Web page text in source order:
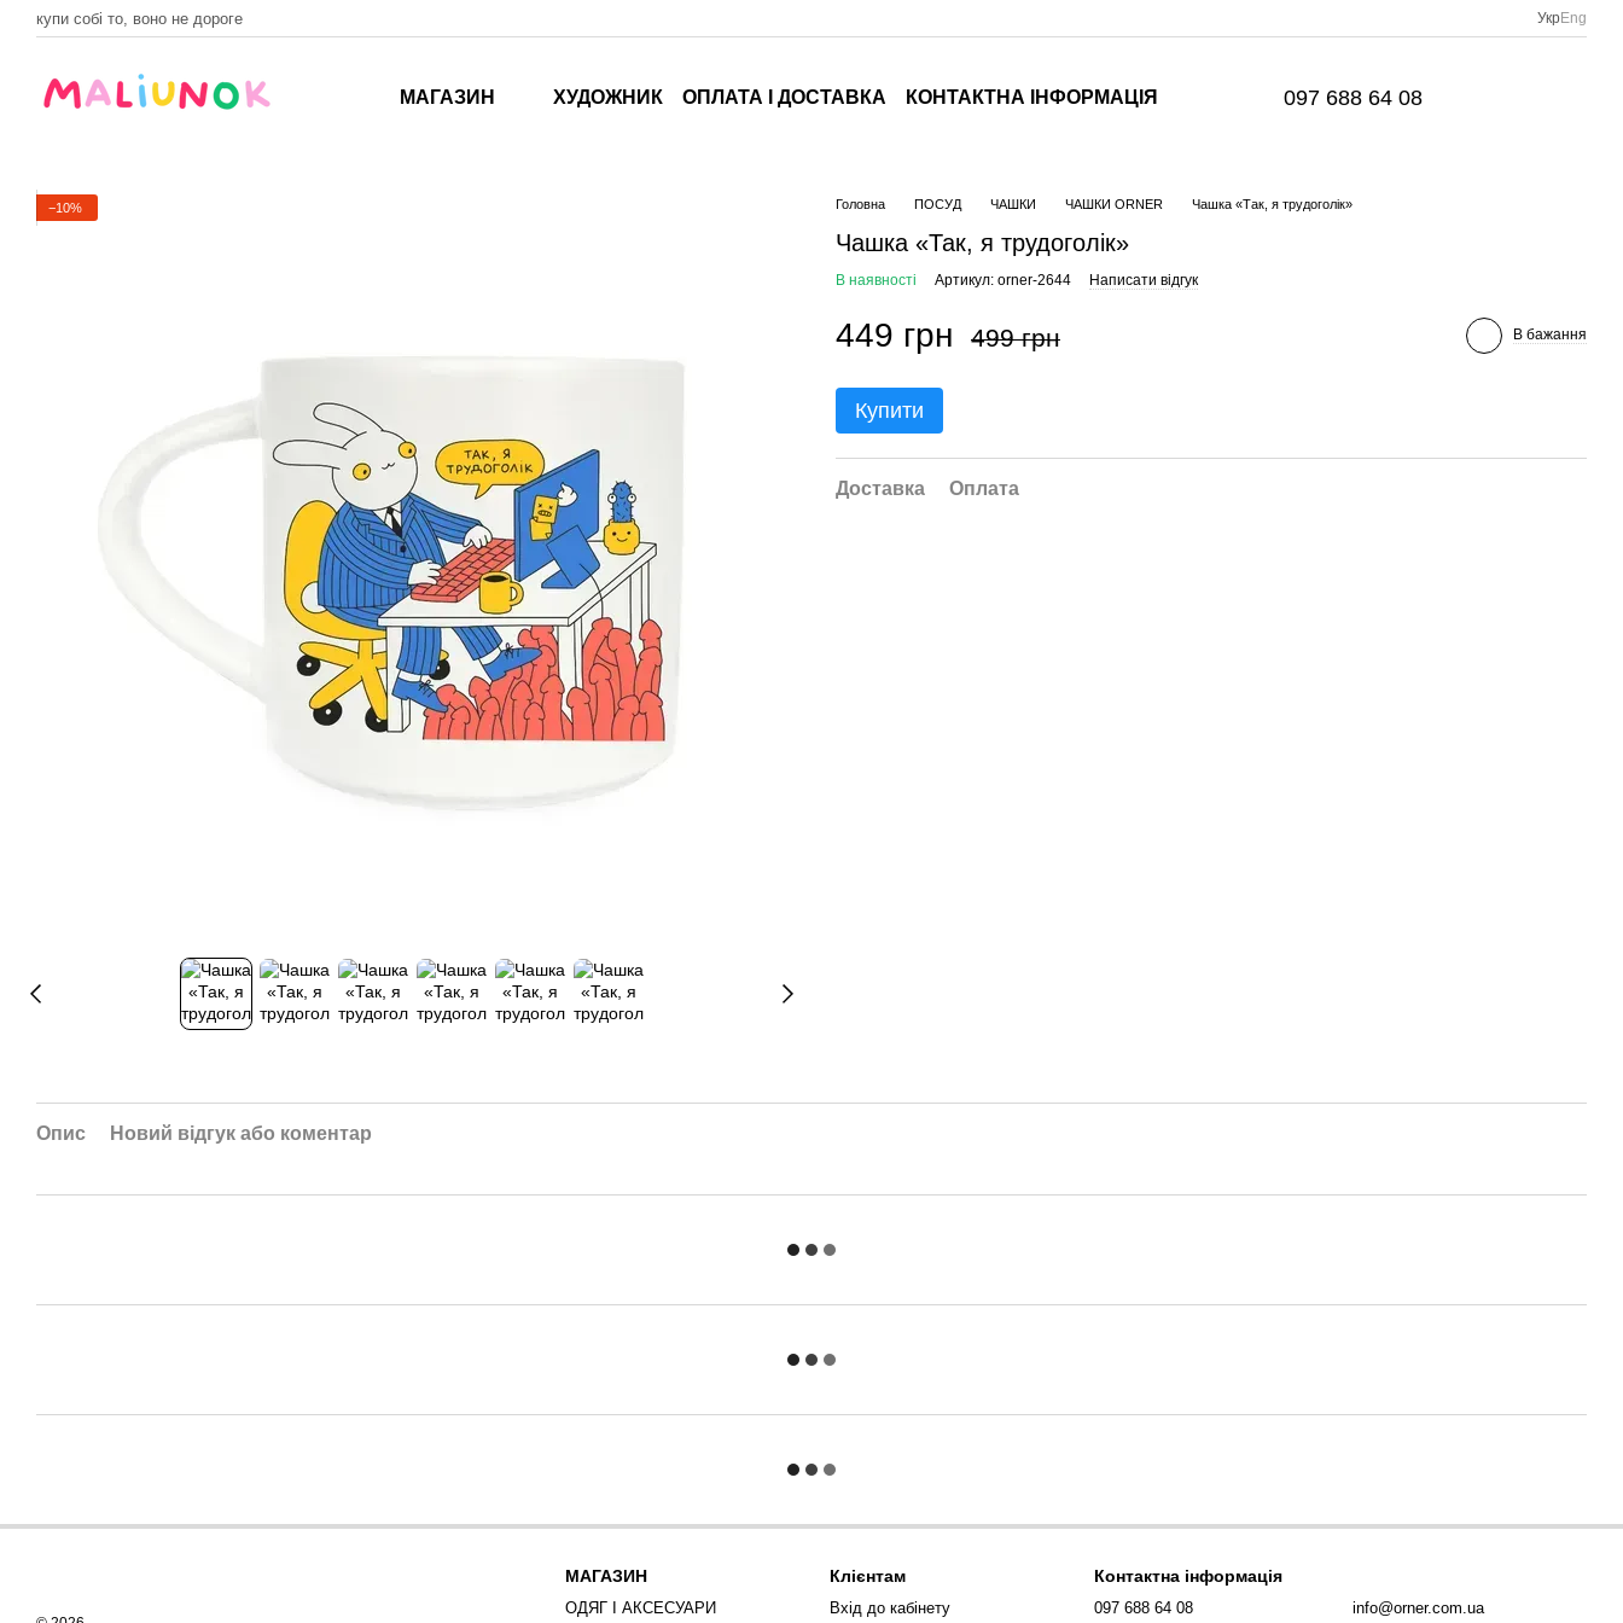
Перейти до основного контенту
купи собі то, воно не дороге УкрEng
МАГАЗИН ХУДОЖНИК ОПЛАТА І ДОСТАВКА КОНТАКТНА ІНФОРМАЦІЯ 097 688 64 08
−10% Головна ПОСУД ЧАШКИ ЧАШКИ ORNER Чашка «Так, я трудоголік»
Чашка «Так, я трудоголік»
В наявності Артикул: orner-2644 Написати відгук
449 грн 499 грн В бажання
Купити
Доставка Оплата
Опис Новий відгук або коментар
МАГАЗИН
ОДЯГ І АКСЕСУАРИ
Клієнтам
Вхід до кабінету
Контактна інформація
097 688 64 08 info@orner.com.ua